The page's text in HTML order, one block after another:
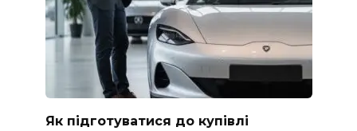
Як підготуватися до купівлі